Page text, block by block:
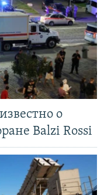
о
Balzi Rossi